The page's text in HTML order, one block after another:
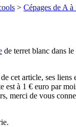
> Cépages de A à
de terret blanc dans
cet article, ses liens
à 1 € euro par
merci de vous